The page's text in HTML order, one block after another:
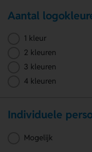
Aantal
1 kleur
2 kleuren
3 kleuren
4 kleuren
Individuele
Mogelijk